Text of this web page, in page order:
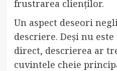
frustrarea clienților.
Un aspect deseori
descriere. Deși nu
direct, descrierea ar
cuvintele cheie